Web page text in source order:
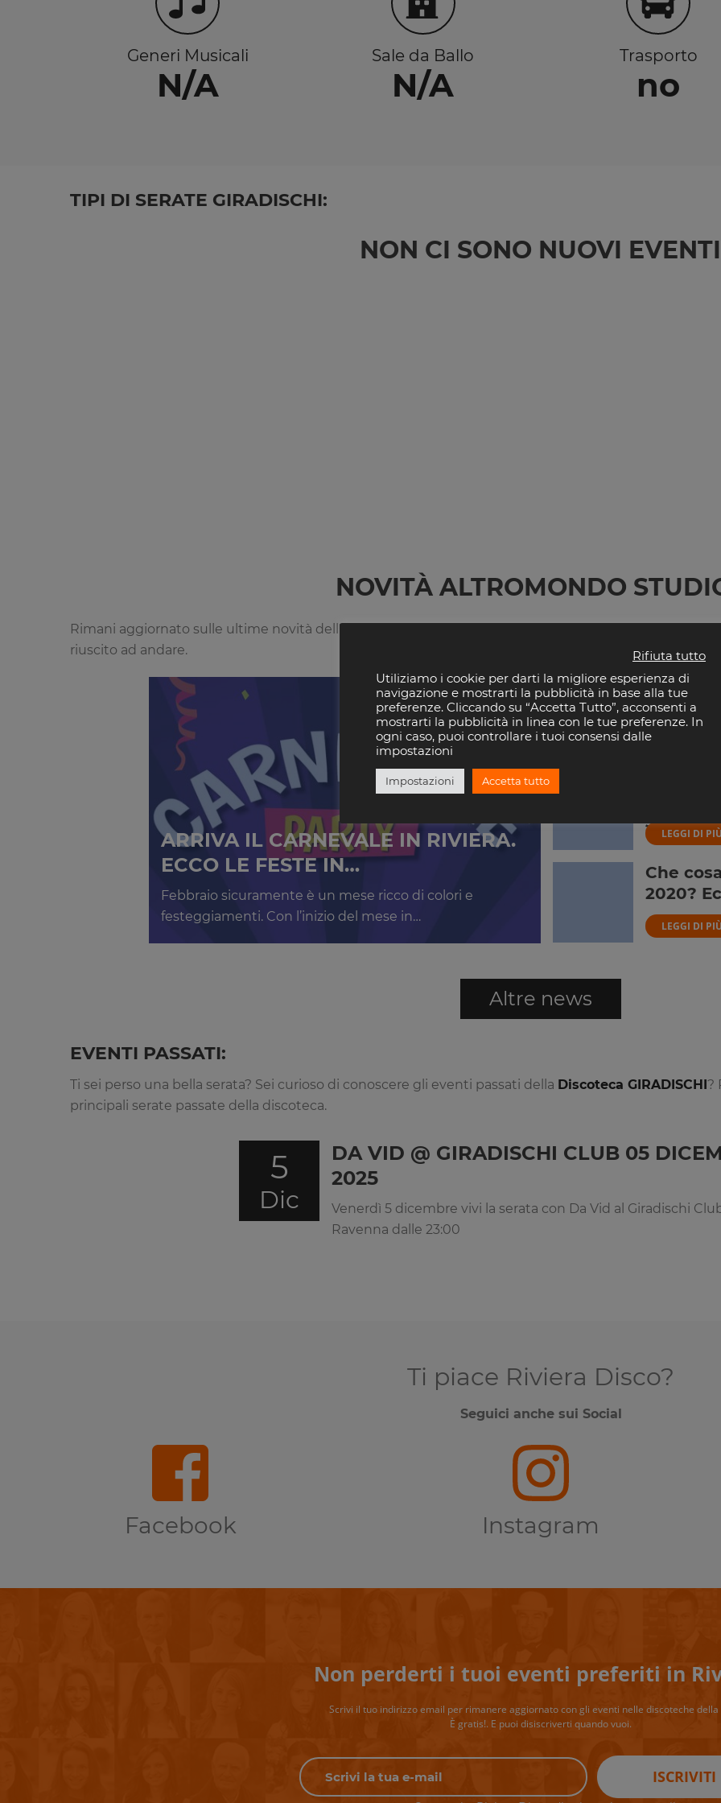
Generi Musicali
N/A
Sale da Ballo
N/A
Trasporto
no
TIPI DI SERATE GIRADISCHI:
NON CI SONO NUOVI EVENTI
NOVITÀ ALTROMONDO
Rimani aggiornato sulle ultime novità dell'
. Scopri gli spettacoli più importanti
riuscito ad andare.
ARRIVA IL CARNEVALE IN RIVIERA.
ECCO LE FESTE IN…
Febbraio sicuramente è un mese ricco di colori e
festeggiamenti. Con l’inizio del mese in…
Natale
aperte
30!
LEGGI DI PIÙ
Che
2020?
LEGGI DI PIÙ
Altre news
EVENTI PASSATI:
Ti sei perso una bella serata? Sei curioso di conoscere gli eventi passati della Discoteca GIRADISCHI?
principali serate passate della discoteca.
5
Dic
DA VID @ GIRADISCHI CLUB 05
2025
Venerdì 5 dicembre vivi la serata con Da Vid al Giradischi
Ravenna dalle 23:00
Ti piace Riviera Disco?
Seguici anche sui Social
Facebook Instagram
Non perderti i tuoi eventi preferiti in
Scrivi il tuo indirizzo email per rimanere aggiornato con gli eventi nelle discoteche
È gratis!. E puoi disiscriverti quando vuoi.
ISCRIVITI
Rifiuta tutto
Utiliziamo i cookie per darti la migliore esperienza di
navigazione e mostrarti la pubblicità in base alla tue
preferenze. Cliccando su “Accetta Tutto”, acconsenti a
mostrarti la pubblicità in linea con le tue preferenze. In
ogni caso, puoi controllare i tuoi consensi dalle
impostazioni
Impostazioni Accetta tutto